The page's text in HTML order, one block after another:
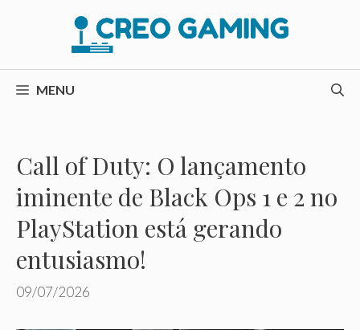
conteúdo
MENU
Call of Duty: O lançamento
iminente de Black Ops 1 e 2 no
PlayStation está gerando
entusiasmo!
09/07/2026